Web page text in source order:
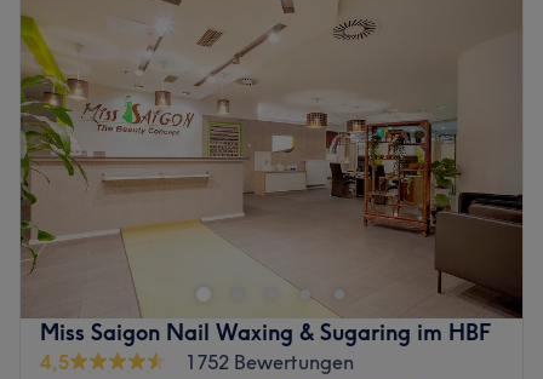
Miss Saigon Nail Waxing & Sugaring im HBF
4,5
1752 Bewertungen